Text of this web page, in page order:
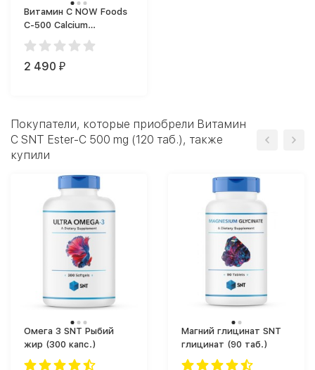
Витамин C NOW Foods
C-500 Calcium
Ascorbate-C (250 капс.)
2 490 ₽
Покупатели, которые приобрели Витамин
C SNT Ester-C 500 mg (120 таб.), также
купили
Омега 3 SNT Рыбий
жир (300 капс.)
Магний глицинат SNT
глицинат (90 таб.)